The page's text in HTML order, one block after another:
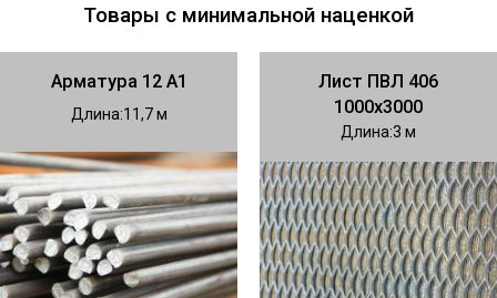
Товары с минимальной наценкой
Арматура 12 А1
Длина 11,7
Лист ПВЛ 406
1000х3000
Длина 3